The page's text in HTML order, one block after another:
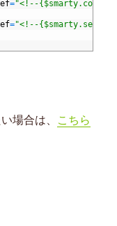
="<!--
="<!--
場合は、 こちら